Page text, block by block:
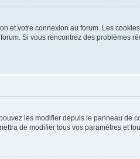
et votre connexion au forum. Les
Si vous rencontrez des problèmes
les modifier depuis le panneau de
de modifier tous vos paramètres et